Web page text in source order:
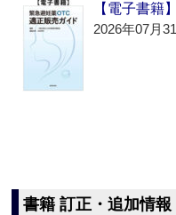
【電子書籍
2026年07月
書籍 訂正・追加情報